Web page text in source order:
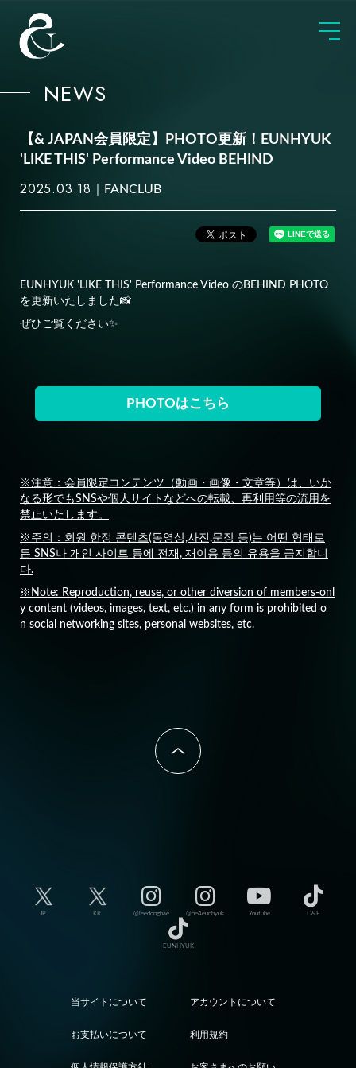
NEWS
【& JAPAN会員限定】PHOTO更新！EUNHYUK
'LIKE THIS' Performance Video BEHIND
2025.03.18 FANCLUB
EUNHYUK 'LIKE THIS' Performance Video のBEHIND PHOTO
を更新いたしました📸
ぜひご覧ください✨
PHOTOはこちら
※注意：会員限定コンテンツ（動画・画像・文章等）は、いか
なる形でもSNSや個人サイトなどへの転載、再利用等の流用を
禁止いたします。
※주의：회원 한정 콘텐츠(동영상,사진,문장 등)는 어떤 형태로
든 SNS나 개인 사이트 등에 전재, 재이용 등의 유용을 금지합니
다.
※Note: Reproduction, reuse, or other diversion of members-onl
y content (videos, images, text, etc.) in any form is prohibited o
n social networking sites, personal websites, etc.
JP KR @leedonghae @be4eunhyuk Youtube D&E
EUNHYUK
当サイトについて アカウントについて
お支払いについて 利用規約